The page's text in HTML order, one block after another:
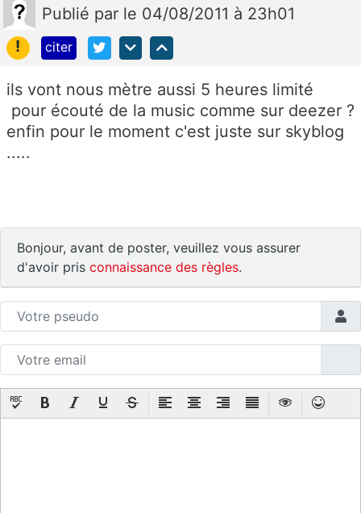
Publié par le 04/08/2011 à 23h01
!
citer
ils vont nous mètre aussi 5 heures limité
pour écouté de la music comme sur deezer ?
enfin pour le moment c'est juste sur skyblog
.....
Bonjour, avant de poster, veuillez vous assurer
d'avoir pris connaissance des règles.